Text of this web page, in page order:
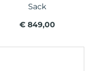
Sack
€ 849,00